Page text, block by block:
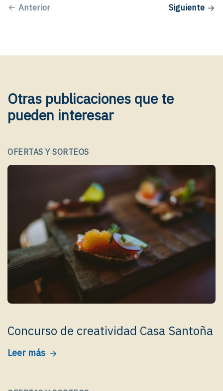
Anterior Siguiente
Otras publicaciones que te
pueden interesar
OFERTAS Y SORTEOS
Concurso de creatividad Casa Santoña
Leer más